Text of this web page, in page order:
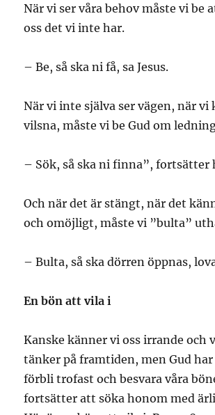
När vi ser våra behov måste vi be
oss det vi inte har.
– Be, så ska ni få, sa Jesus.
När vi inte själva ser vägen, när vi
vilsna, måste vi be Gud om
– Sök, så ska ni finna”, fortsätter
Och när det är stängt, när det
och omöjligt, måste vi ”bulta”
– Bulta, så ska dörren öppnas,
En bön att vila i
Kanske känner vi oss irrande och
tänker på framtiden, men Gud
förbli trofast och besvara våra
fortsätter att söka honom med